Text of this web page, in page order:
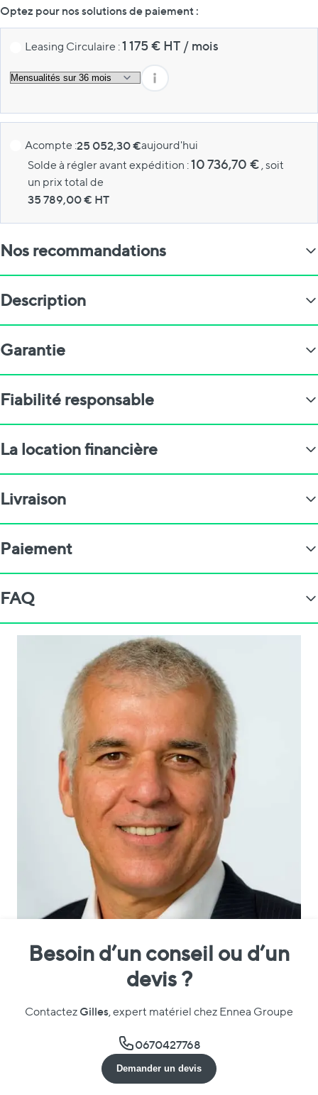
Optez pour nos solutions de paiement :
Leasing Circulaire :1 175€ HT / mois
Acompte :25 052,30 €aujourd'hui
Solde à régler avant expédition :10 736,70 € , soit
un prix total de
35 789,00€ HT
Nos recommandations
Description
Garantie
Fiabilité responsable
La location financière
Livraison
Paiement
FAQ
Besoin d’un conseil ou d’un
devis ?
Contactez Gilles, expert matériel chez Ennea Groupe
0670427768
Demander un devis